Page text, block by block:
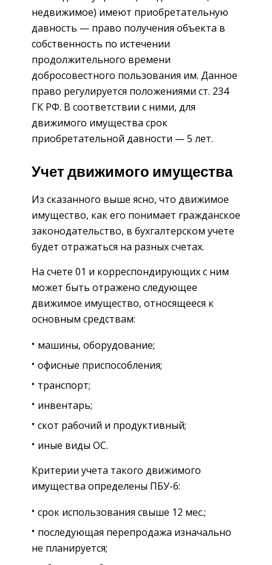
недвижимое) имеют приобретательную
давность — право получения объекта в
собственность по истечении
продолжительного времени
добросовестного пользования им. Данное
право регулируется положениями ст. 234
ГК РФ. В соответствии с ними, для
движимого имущества срок
приобретательной давности — 5 лет.
Учет движимого имущества
Из сказанного выше ясно, что движимое
имущество, как его понимает гражданское
законодательство, в бухгалтерском учете
будет отражаться на разных счетах.
На счете 01 и корреспондирующих с ним
может быть отражено следующее
движимое имущество, относящееся к
основным средствам:
машины, оборудование;
офисные приспособления;
транспорт;
инвентарь;
скот рабочий и продуктивный;
иные виды ОС.
Критерии учета такого движимого
имущества определены ПБУ-6:
срок использования свыше 12 мес.;
последующая перепродажа изначально
не планируется;